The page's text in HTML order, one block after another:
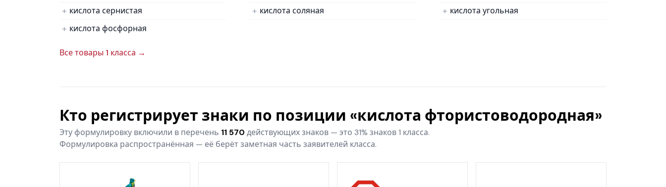
кислота сернистая
кислота соляная
кислота угольная
кислота фосфорная
Все товары 1 класса →
Кто регистрирует знаки по позиции «кислота фтористоводородная»
Эту формулировку включили в перечень 11 570 действующих знаков — это 31% знаков 1 класса.
Формулировка распространённая — её берёт заметная часть заявителей класса.